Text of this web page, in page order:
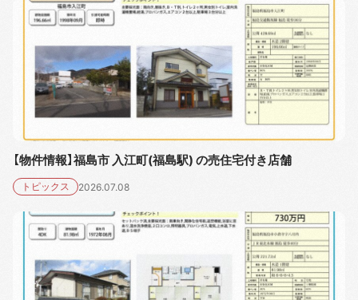
【物件情報】福島市 入江町(福島駅) の売住宅付き店舗
トピックス 2026.07.08